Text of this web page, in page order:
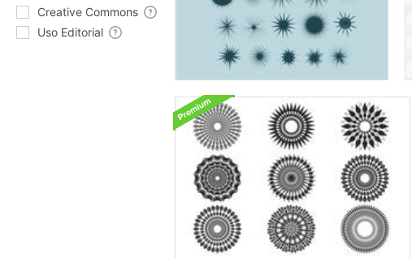
Creative Commons
Uso Editorial